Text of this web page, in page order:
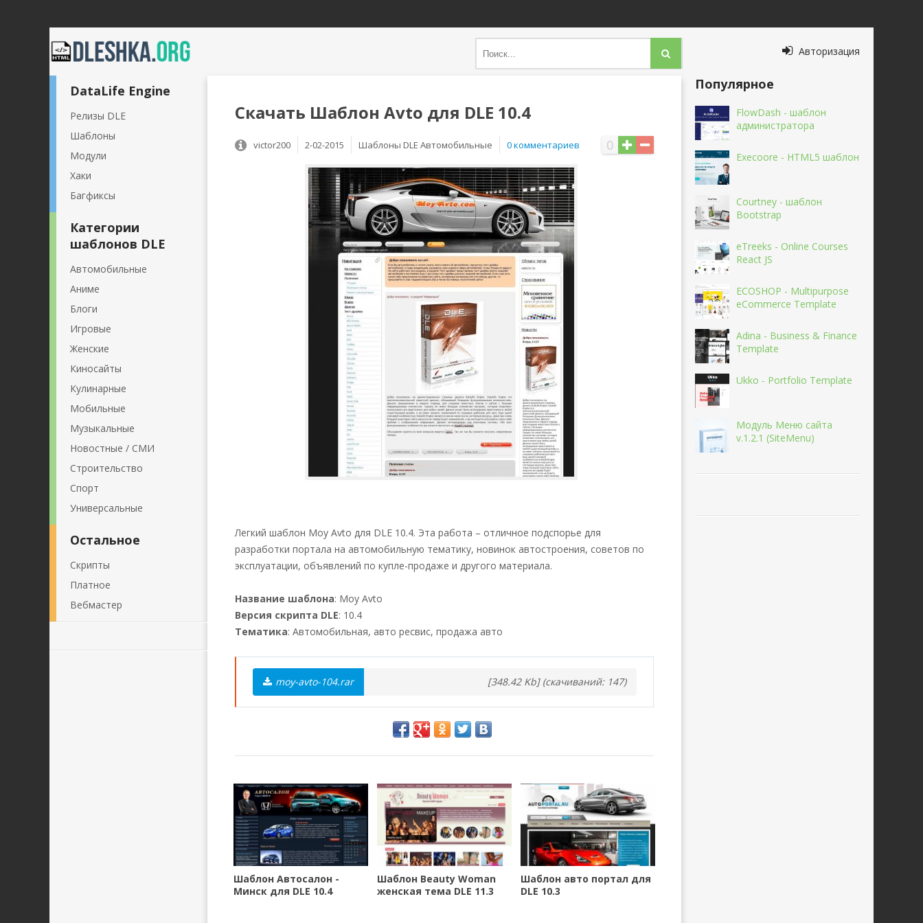
Авторизация
Скачать Шаблон Avto для DLE 10.4
0
victor200 2-02-2015 Шаблоны DLE Автомобильные 0 комментариев
Легкий шаблон Moy Avto для DLE 10.4. Эта работа – отличное подспорье для
разработки портала на автомобильную тематику, новинок автостроения, советов по
эксплуатации, объявлений по купле-продаже и другого материала.
Название шаблона: Moy Avto
Версия скрипта DLE: 10.4
Тематика: Автомобильная, авто ресвис, продажа авто
moy-avto-104.rar [348.42 Kb] (cкачиваний: 147)
Шаблон Автосалон -
Минск для DLE 10.4
Шаблон Beauty Woman
женская тема DLE 11.3
Шаблон авто портал для
DLE 10.3
DataLife Engine
Релизы DLE
Шаблоны
Модули
Хаки
Багфиксы
Категории
шаблонов DLE
Автомобильные
Аниме
Блоги
Игровые
Женские
Киносайты
Кулинарные
Мобильные
Музыкальные
Новостные / СМИ
Строительство
Спорт
Универсальные
Остальное
Скрипты
Платное
Вебмастер
Популярное
FlowDash - шаблон
администратора
Execoore - HTML5 шаблон
Courtney - шаблон
Bootstrap
eTreeks - Online Courses
React JS
ECOSHOP - Multipurpose
eCommerce Template
Adina - Business & Finance
Template
Ukko - Portfolio Template
Модуль Меню сайта
v.1.2.1 (SiteMenu)